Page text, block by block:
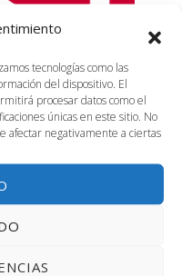
tecnologías como las
del dispositivo. El
procesar datos como el
únicas en este sitio. No
afectar negativamente a ciertas
FY24
pm